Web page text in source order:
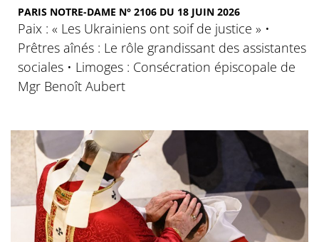
PARIS NOTRE-DAME N° 2106 DU 18 JUIN 2026
Paix : « Les Ukrainiens ont soif de justice » •
Prêtres aînés : Le rôle grandissant des assistantes
sociales • Limoges : Consécration épiscopale de
Mgr Benoît Aubert